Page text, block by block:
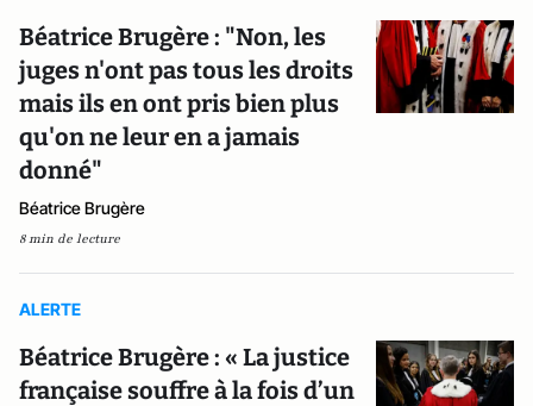
Béatrice Brugère : "Non, les
juges n'ont pas tous les droits
mais ils en ont pris bien plus
qu'on ne leur en a jamais
donné"
Béatrice Brugère
8 min de lecture
ALERTE
Béatrice Brugère : « La justice
française souffre à la fois d’un